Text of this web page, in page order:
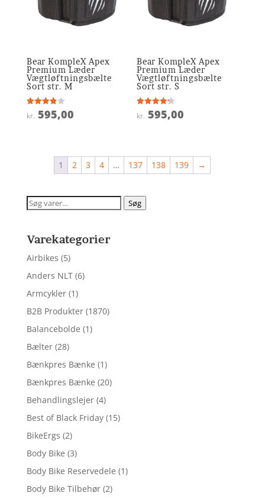
Bear KompleX Apex
Premium Læder
Vægtløftningsbælte
Sort str. M
Vurderet
3.9
kr. 595,00
Bear KompleX Apex
Premium Læder
Vægtløftningsbælte
Sort str. S
Vurderet
4.2
kr. 595,00
1 2 3 4 … 137 138 139 →
Søg
Søg
Varekategorier
Airbikes (5)
Anders NLT (6)
Armcykler (1)
B2B Produkter (1870)
Balancebolde (1)
Bælter (28)
Bænkpres Bænke (1)
Bænkpres Bænke (20)
Behandlingslejer (4)
Best of Black Friday (15)
BikeErgs (2)
Body Bike (3)
Body Bike Reservedele (1)
Body Bike Tilbehør (2)